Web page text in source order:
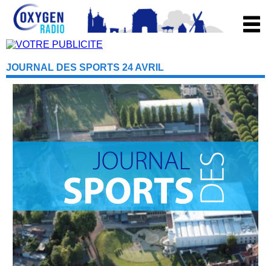
JOURNAL DES SPORTS 24 AVRIL